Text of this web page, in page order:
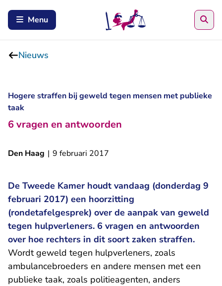
Menu
Nieuws
Hogere straffen bij geweld tegen mensen met publieke
taak
6 vragen en antwoorden
Den Haag | 9 februari 2017
De Tweede Kamer houdt vandaag (donderdag 9
februari 2017) een hoorzitting
(rondetafelgesprek) over de aanpak van geweld
tegen hulpverleners. 6 vragen en antwoorden
over hoe rechters in dit soort zaken straffen.
Wordt geweld tegen hulpverleners, zoals
ambulancebroeders en andere mensen met een
publieke taak, zoals politieagenten, anders